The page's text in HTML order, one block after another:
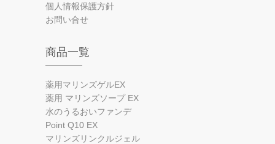
個人情報保護方針
お問い合せ
商品一覧
薬用マリンズゲルEX
薬用 マリンズソープ EX
水のうるおいファンデ
Point Q10 EX
マリンズリンクルジェル